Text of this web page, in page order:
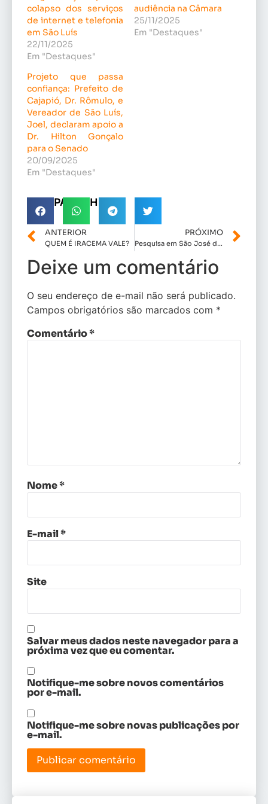
colapso dos serviços
de internet e telefonia
em São Luís
22/11/2025
Em "Destaques"
audiência na Câmara
25/11/2025
Em "Destaques"
Projeto que passa
confiança: Prefeito de
Cajapió, Dr. Rômulo, e
Vereador de São Luís,
Joel, declaram apoio a
Dr. Hilton Gonçalo
para o Senado
20/09/2025
Em "Destaques"
COMPARTILHE!
ANTERIOR
QUEM É IRACEMA VALE?
PRÓXIMO
Pesquisa em São José de Ribamar aponta Eduardo Braide (PSD) como amplo favorito à sucessão governamental
Deixe um comentário
O seu endereço de e-mail não será publicado.
Campos obrigatórios são marcados com *
Comentário*
Nome*
E-mail*
Site
Salvar meus dados neste navegador para a
próxima vez que eu comentar.
Notifique-me sobre novos comentários
por e-mail.
Notifique-me sobre novas publicações por
e-mail.